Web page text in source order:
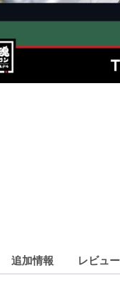
追加情報 レビュ